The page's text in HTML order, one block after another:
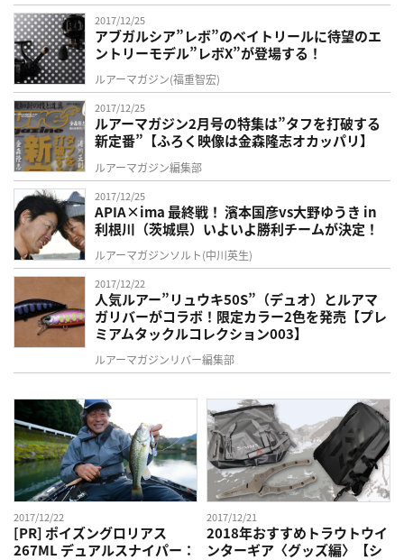
2017/12/25
アブガルシア”レボ”のベイトリールに待望のエ
ントリーモデル”レボX”が登場する！
ルアーマガジン(福重智宏)
2017/12/25
ルアーマガジン2月号の特集は”タフを打破する
新定番”【ふろく映像は金森隆志オカッパリ】
ルアーマガジン編集部
2017/12/25
APIA×ima 最終戦！ 濱本国彦vs大野ゆうき in
利根川（茨城県）いよいよ勝利チームが決定！
ルアーマガジンソルト(中川英生)
2017/12/22
人気ルアー”リュウキ50S”（デュオ）とルアマ
ガリバーがコラボ！限定カラー2色を発売【プレ
ミアムタックルコレクション003】
ルアーマガジンリバー編集部
2017/12/22
[PR] ポイズングロリアス
267ML デュアルスナイパー：
2017/12/21
2018年おすすめトラウトウイ
ンターギア〈グッズ編〉【シ